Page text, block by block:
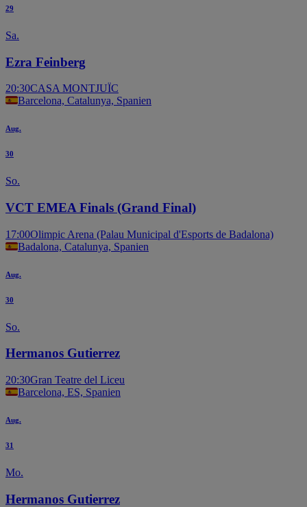
29
Sa.
Ezra Feinberg
20:30CASA MONTJUÏC
Barcelona, Catalunya, Spanien
Aug.
30
So.
VCT EMEA Finals (Grand Final)
17:00Olimpic Arena (Palau Municipal d'Esports de Badalona)
Badalona, Catalunya, Spanien
Aug.
30
So.
Hermanos Gutierrez
20:30Gran Teatre del Liceu
Barcelona, ES, Spanien
Aug.
31
Mo.
Hermanos Gutierrez